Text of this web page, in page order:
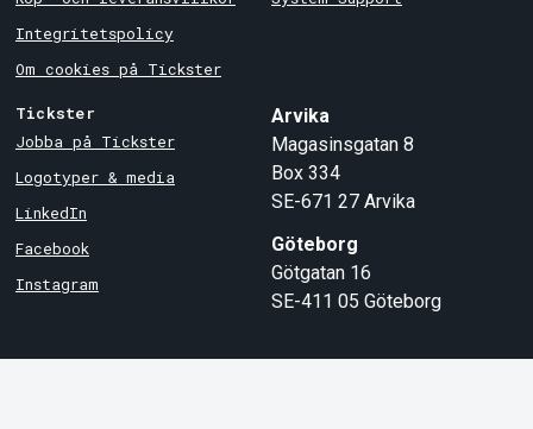
Integritetspolicy
Om cookies på Tickster
Tickster
Jobba på Tickster
Logotyper & media
LinkedIn
Facebook
Instagram
Arvika
Magasinsgatan 8
Box 334
SE-671 27 Arvika
Göteborg
Götgatan 16
SE-411 05 Göteborg